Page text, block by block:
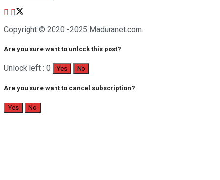
Copyright © 2020 -2025 Maduranet.com.
Are you sure want to unlock this post?
Unlock left : 0 Yes No
Are you sure want to cancel subscription?
Yes No